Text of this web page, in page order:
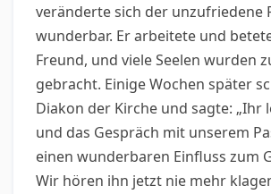
veränderte sich der unzufriedene
wunderbar. Er arbeitete und
Freund, und viele Seelen wurden
gebracht. Einige Wochen später
Diakon der Kirche und sagte: „Ihr
und das Gespräch mit unserem
einen wunderbaren Einfluss zum
Wir hören ihn jetzt nie mehr